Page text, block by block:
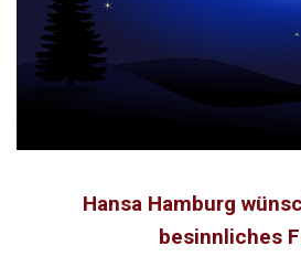
Hansa Hamburg
besinnliches